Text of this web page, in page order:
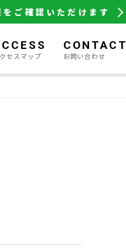
ご確認いただけます
セスマップ
CONTACT
お問い合わせ